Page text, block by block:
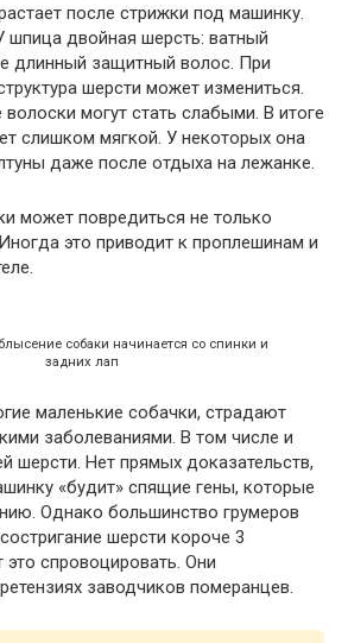
после стрижки под машинку.
шпица двойная шерсть: ватный
длинный защитный волос. При
шерсти может измениться.
могут стать слабыми. В итоге
слишком мягкой. У некоторых она
даже после отдыха на лежанке.
может повредиться не только
это приводит к проплешинам и
собаки начинается со спинки и
задних лап
маленькие собачки, страдают
заболеваниями. В том числе и
шерсти. Нет прямых доказательств,
«будит» спящие гены, которые
Однако большинство грумеров
шерсти короче 3
спровоцировать. Они
заводчиков померанцев.